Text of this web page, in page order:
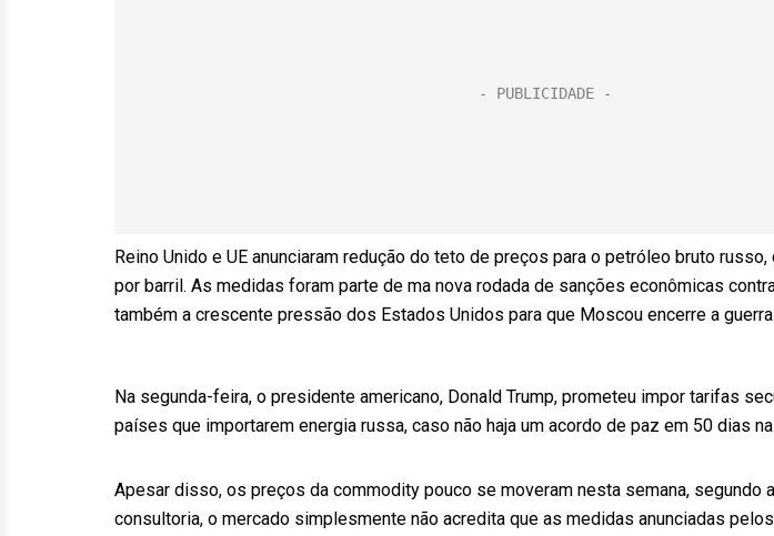
Reino Unido e UE anunciaram redução do teto de preços para o petróleo bruto russo,
por barril. As medidas foram parte de ma nova rodada de sanções econômicas
também a crescente pressão dos Estados Unidos para que Moscou encerre a guerra
Na segunda-feira, o presidente americano, Donald Trump, prometeu impor tarifas
países que importarem energia russa, caso não haja um acordo de paz em 50 dias na
Apesar disso, os preços da commodity pouco se moveram nesta semana, segundo
consultoria, o mercado simplesmente não acredita que as medidas anunciadas